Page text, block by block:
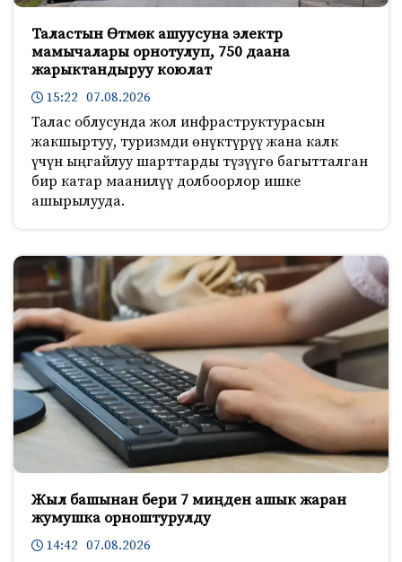
Таластын Өтмөк ашуусуна электр
мамычалары орнотулуп, 750 даана
жарыктандыруу коюлат
15:22 07.08.2026
Талас облусунда жол инфраструктурасын
жакшыртуу, туризмди өнүктүрүү жана калк
үчүн ыңгайлуу шарттарды түзүүгө багытталган
бир катар маанилүү долбоорлор ишке
ашырылууда.
Жыл башынан бери 7 миңден ашык жаран
жумушка орноштурулду
14:42 07.08.2026